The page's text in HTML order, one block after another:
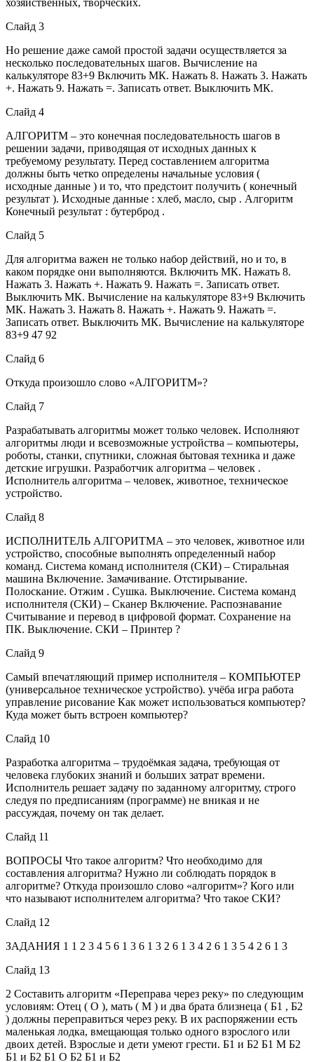
Слайд 3
Но решение даже самой простой задачи осуществляется за
несколько последовательных шагов. Вычисление на
калькуляторе 83+9 Включить МК. Нажать 8. Нажать 3. Нажать
+. Нажать 9. Нажать =. Записать ответ. Выключить МК.
Слайд 4
АЛГОРИТМ – это конечная последовательность шагов в
решении задачи, приводящая от исходных данных к
требуемому результату. Перед составлением алгоритма
должны быть четко определены начальные условия (
исходные данные ) и то, что предстоит получить ( конечный
результат ). Исходные данные : хлеб, масло, сыр . Алгоритм
Конечный результат : бутерброд .
Слайд 5
Для алгоритма важен не только набор действий, но и то, в
каком порядке они выполняются. Включить МК. Нажать 8.
Нажать 3. Нажать +. Нажать 9. Нажать =. Записать ответ.
Выключить МК. Вычисление на калькуляторе 83+9 Включить
МК. Нажать 3. Нажать 8. Нажать +. Нажать 9. Нажать =.
Записать ответ. Выключить МК. Вычисление на калькуляторе
83+9 47 92
Слайд 6
Откуда произошло слово «АЛГОРИТМ»?
Слайд 7
Разрабатывать алгоритмы может только человек. Исполняют
алгоритмы люди и всевозможные устройства – компьютеры,
роботы, станки, спутники, сложная бытовая техника и даже
детские игрушки. Разработчик алгоритма – человек .
Исполнитель алгоритма – человек, животное, техническое
устройство.
Слайд 8
ИСПОЛНИТЕЛЬ АЛГОРИТМА – это человек, животное или
устройство, способные выполнять определенный набор
команд. Система команд исполнителя (СКИ) – Стиральная
машина Включение. Замачивание. Отстирывание.
Полоскание. Отжим . Сушка. Выключение. Система команд
исполнителя (СКИ) – Сканер Включение. Распознавание
Считывание и перевод в цифровой формат. Сохранение на
ПК. Выключение. СКИ – Принтер ?
Слайд 9
Самый впечатляющий пример исполнителя – КОМПЬЮТЕР
(универсальное техническое устройство). учёба игра работа
управление рисование Как может использоваться компьютер?
Куда может быть встроен компьютер?
Слайд 10
Разработка алгоритма – трудоёмкая задача, требующая от
человека глубоких знаний и больших затрат времени.
Исполнитель решает задачу по заданному алгоритму, строго
следуя по предписаниям (программе) не вникая и не
рассуждая, почему он так делает.
Слайд 11
ВОПРОСЫ Что такое алгоритм? Что необходимо для
составления алгоритма? Нужно ли соблюдать порядок в
алгоритме? Откуда произошло слово «алгоритм»? Кого или
что называют исполнителем алгоритма? Что такое СКИ?
Слайд 12
ЗАДАНИЯ 1 1 2 3 4 5 6 1 3 6 1 3 2 6 1 3 4 2 6 1 3 5 4 2 6 1 3
Слайд 13
2 Составить алгоритм «Переправа через реку» по следующим
условиям: Отец ( О ), мать ( М ) и два брата близнеца ( Б1 , Б2
) должны переправиться через реку. В их распоряжении есть
маленькая лодка, вмещающая только одного взрослого или
двоих детей. Взрослые и дети умеют грести. Б1 и Б2 Б1 М Б2
Б1 и Б2 Б1 О Б2 Б1 и Б2